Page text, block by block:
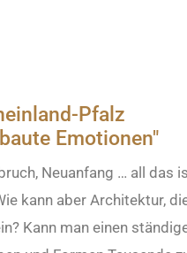
Pfalz
Emotionen"
Neuanfang … all das
kann aber Architektur,
Kann man einen